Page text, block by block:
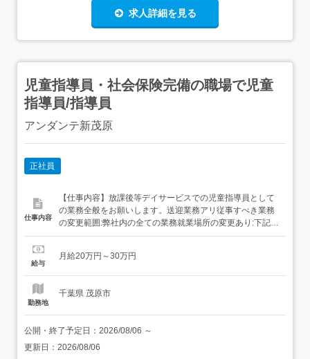
求人詳細を見る
児童指導員・社会保険完備の職場で児童
指導員/指導員
アンダンテ新茂原
正社員
仕事内容
【仕事内容】放課後等デイサービスでの児童指導員として
の業務全般をお願いします。送迎業務アリ従事すべき業務
の変更範囲:弊社内の全ての業務就業場所の変更あり:下記事
業所のいずれか・千葉(11ヶ所)・栃木(3ヶ所)・群馬(1ヶ
児童指導員の要件を満たす方経験不問ブランクOK<歓迎要
給与
月給20万円～30万円
勤務地
千葉県 茂原市
公開・終了予定日： 2026/08/06 ～
更新日： 2026/08/06